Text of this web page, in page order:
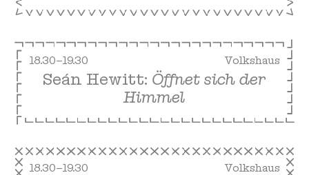
18.30–19.30 Volkshaus
Seán Hewitt: Öffnet sich der
Himmel
18.30–19.30 Volkshaus